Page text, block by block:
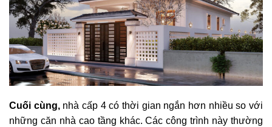
Cuối cùng,nhà cấp 4 có thời gian ngắn hơn nhiều so với
những căn nhà cao tầng khác. Các công trình này thường